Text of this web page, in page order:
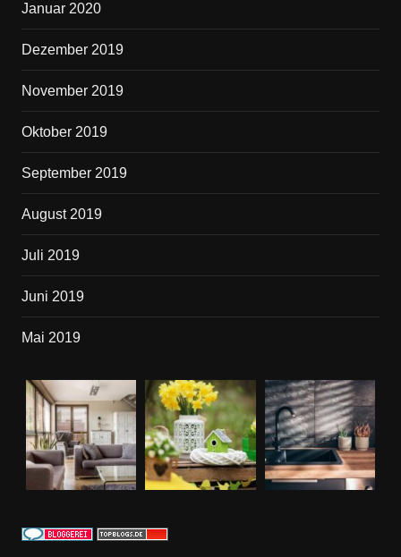
Januar 2020
Dezember 2019
November 2019
Oktober 2019
September 2019
August 2019
Juli 2019
Juni 2019
Mai 2019